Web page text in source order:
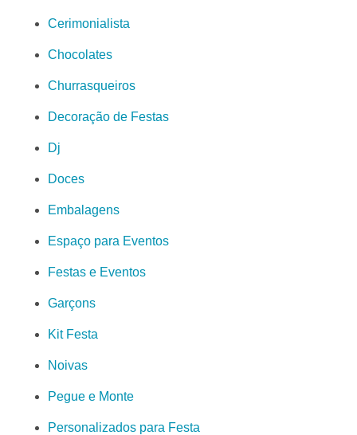
Cerimonialista
Chocolates
Churrasqueiros
Decoração de Festas
Dj
Doces
Embalagens
Espaço para Eventos
Festas e Eventos
Garçons
Kit Festa
Noivas
Pegue e Monte
Personalizados para Festa